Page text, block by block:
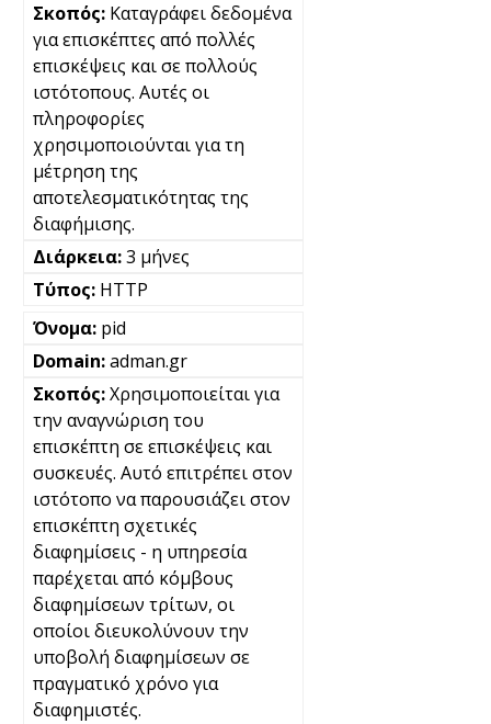
Καταγράφει δεδομένα
για επισκέπτες από πολλές
επισκέψεις και σε πολλούς
ιστότοπους. Αυτές οι
πληροφορίες
χρησιμοποιούνται για τη
μέτρηση της
αποτελεσματικότητας της
διαφήμισης.
3 μήνες
HTTP
pid
adman.gr
Χρησιμοποιείται για
την αναγνώριση του
επισκέπτη σε επισκέψεις και
συσκευές. Αυτό επιτρέπει στον
ιστότοπο να παρουσιάζει στον
επισκέπτη σχετικές
διαφημίσεις - η υπηρεσία
παρέχεται από κόμβους
διαφημίσεων τρίτων, οι
οποίοι διευκολύνουν την
υποβολή διαφημίσεων σε
πραγματικό χρόνο για
διαφημιστές.